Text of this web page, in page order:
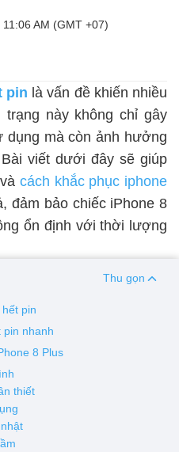
lưng Thay vỏ Thay chân sạc
Màn hình Realme Màn hình Vivo
Màn hình Google Pixel
Pin Oppo Pin Xiaomi
AM (GMT +07)
pin là vấn đề khiến nhiều
này không chỉ gây
dụng mà còn ảnh hưởng
viết dưới đây sẽ giúp
cách khắc phục iphone
đảm bảo chiếc iPhone 8
ổn định với thời lượng
Thu gọn
pin
pin nhanh
8 Plus
thiết